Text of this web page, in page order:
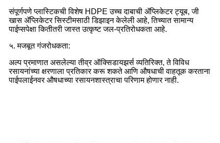
संपूर्णपणे प्लास्टिकची विशेष HDPE उच्च दाबाची ॲप्लिकेटर ट्यूब, जी
खास ॲप्लिकेटर सिस्टीमसाठी डिझाइन केलेली आहे, तिच्यात सामान्य
पाईप्सपेक्षा कितीतरी जास्त उत्कृष्ट जल-प्रतिरोधकता आहे.
५. मजबूत गंजरोधकता:
अल्प प्रमाणात असलेल्या तीव्र ऑक्सिडायझर्स व्यतिरिक्त, ते विविध
रसायनांच्या क्षरणाला प्रतिकार करू शकते आणि औषधाची वाहतूक करताना
पाईपलाईनवर औषधाच्या रसायनशास्त्राचा परिणाम होणार नाही.